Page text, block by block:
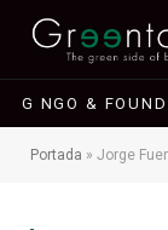
G NGO &
Portada » Jorge